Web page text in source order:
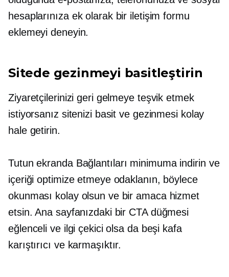
hesaplarınıza ek olarak bir iletişim formu
eklemeyi deneyin.
Sitede gezinmeyi basitleştirin
Ziyaretçilerinizi geri gelmeye teşvik etmek
istiyorsanız sitenizi basit ve gezinmesi kolay
hale getirin.
TutunekrandaBağlantıları minimuma indirin ve
içeriği optimize etmeye odaklanın, böylece
okunması kolay olsun ve bir amaca hizmet
etsin. Ana sayfanızdaki bir CTA düğmesi
eğlenceli ve ilgi çekici olsa da beşi kafa
karıştırıcı ve karmaşıktır.